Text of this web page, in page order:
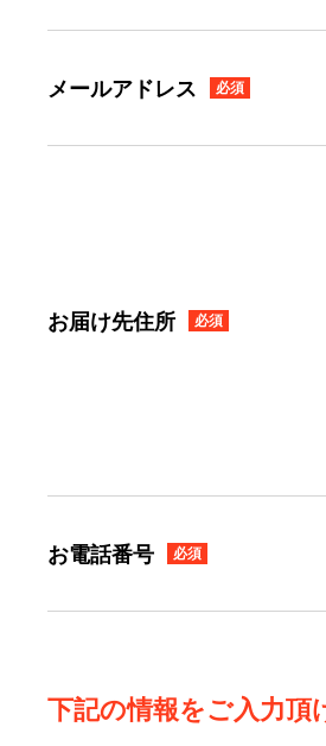
メールアドレス 必須
お届け先住所 必須
お電話番号 必須
下記の情報をご入力頂